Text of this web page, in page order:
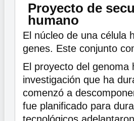
Proyecto de
humano
El núcleo de una célula
genes. Este conjunto
El proyecto del
investigación que ha
comenzó a
fue planificado para